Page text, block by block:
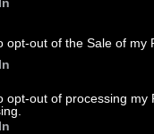
opt-out of the Sale of my
opt-out of processing my